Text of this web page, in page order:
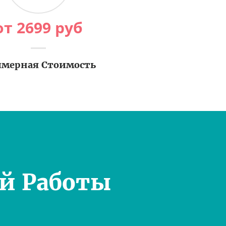
2699 руб
Стоимость
Работы